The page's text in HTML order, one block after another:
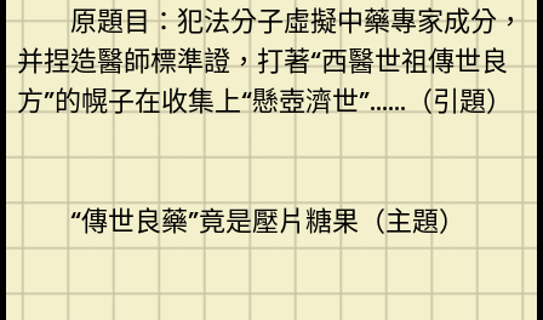
原題目：犯法分子虛擬中藥專家成分，
并捏造醫師標準證，打著“西醫世祖傳世良
方”的幌子在收集上“懸壺濟世”……（引題）
“傳世良藥”竟是壓片糖果（主題）